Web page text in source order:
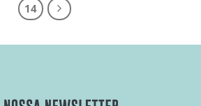
14